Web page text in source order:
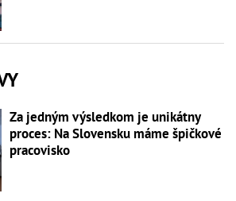
Za jedným výsledkom je unikátny
proces: Na Slovensku máme špičkové
pracovisko